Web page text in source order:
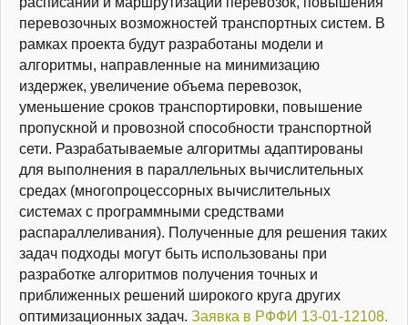
перевозочных возможностей транспортных систем. В
рамках проекта будут разработаны модели и
алгоритмы, направленные на минимизацию
издержек, увеличение объема перевозок,
уменьшение сроков транспортировки, повышение
пропускной и провозной способности транспортной
сети. Разрабатываемые алгоритмы адаптированы
для выполнения в параллельных вычислительных
средах (многопроцессорных вычислительных
системах с программными средствами
распараллеливания). Полученные для решения таких
задач подходы могут быть использованы при
разработке алгоритмов получения точных и
приближенных решений широкого круга других
оптимизационных задач. Заявка в РФФИ 13-01-12108.